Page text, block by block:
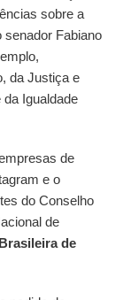
sobre a
senador Fabiano
da Justiça e
Igualdade
de
e o
do Conselho
de
de